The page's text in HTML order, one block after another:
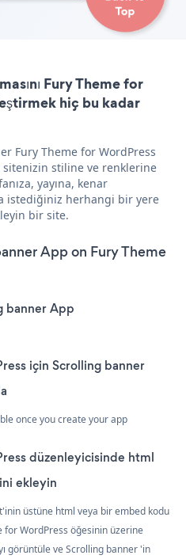
Fury Theme for
hiç bu kadar
Fury Theme for WordPress
sitenizin stiline ve renklerine
yayına, kenar
istediğiniz herhangi bir yere
bir site.
App on Fury Theme
banner App
için Scrolling banner
once you create your app
düzenleyicisinde html
ekleyin
üstüne html veya bir embed kodu
WordPress öğesinin üzerine
görüntüle ve Scrolling banner 'in